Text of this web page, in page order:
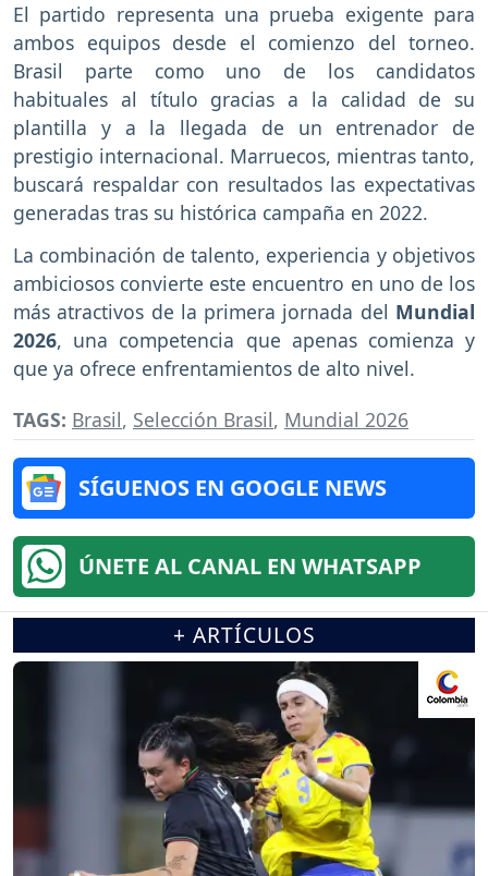
El partido representa una prueba exigente para
ambos equipos desde el comienzo del torneo.
Brasil parte como uno de los candidatos
habituales al título gracias a la calidad de su
plantilla y a la llegada de un entrenador de
prestigio internacional. Marruecos, mientras tanto,
buscará respaldar con resultados las expectativas
generadas tras su histórica campaña en 2022.
La combinación de talento, experiencia y objetivos
ambiciosos convierte este encuentro en uno de los
más atractivos de la primera jornada del Mundial
2026, una competencia que apenas comienza y
que ya ofrece enfrentamientos de alto nivel.
TAGS: Brasil, Selección Brasil, Mundial 2026
SÍGUENOS EN GOOGLE NEWS
ÚNETE AL CANAL EN WHATSAPP
+ ARTÍCULOS